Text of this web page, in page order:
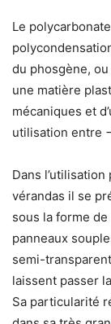
Le
du phosgène,
une matière
mécaniques et
utilisation entre
Dans l’utilisation
vérandas il se
sous la forme de
panneaux
semi-
laissent passer
Sa particularité